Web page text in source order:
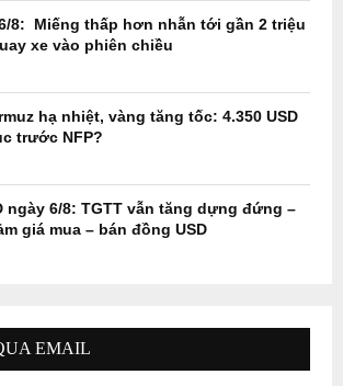
8: Miếng thấp hơn nhẫn tới gần 2 triệu
xe vào phiên chiều
hạ nhiệt, vàng tăng tốc: 4.350 USD
trước NFP?
ngày 6/8: TGTT vẫn tăng dựng đứng –
giá mua – bán đồng USD
EMAIL